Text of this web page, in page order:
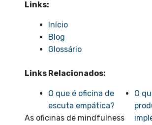
Links:
Início
Blog
Glossário
Links Relacionados:
O que é oficina de
escuta empática?
O
As oficinas de mindfulness